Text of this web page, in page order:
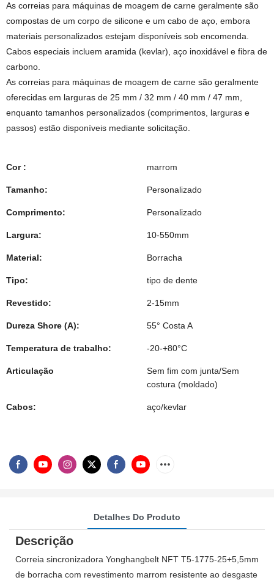
As correias para máquinas de moagem de carne geralmente são
compostas de um corpo de silicone e um cabo de aço, embora
materiais personalizados estejam disponíveis sob encomenda.
Cabos especiais incluem aramida (kevlar), aço inoxidável e fibra de
carbono.
As correias para máquinas de moagem de carne são geralmente
oferecidas em larguras de 25 mm / 32 mm / 40 mm / 47 mm,
enquanto tamanhos personalizados (comprimentos, larguras e
passos) estão disponíveis mediante solicitação.
Cor : marrom
Tamanho: Personalizado
Comprimento: Personalizado
Largura: 10-550mm
Material: Borracha
Tipo: tipo de dente
Revestido: 2-15mm
Dureza Shore (A): 55° Costa A
Temperatura de trabalho: -20-+80°C
Articulação
Sem fim com junta/Sem
costura (moldado)
Cabos: aço/kevlar
Detalhes Do Produto
Descrição
Correia sincronizadora Yonghangbelt NFT T5-1775-25+5,5mm
de borracha com revestimento marrom resistente ao desgaste